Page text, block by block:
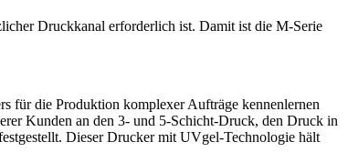
Druckkanal erforderlich ist. Damit ist die M-Serie
für die Produktion komplexer Aufträge kennenlernen
Kunden an den 3- und 5-Schicht-Druck, den Druck in
Dieser Drucker mit UVgel-Technologie hält